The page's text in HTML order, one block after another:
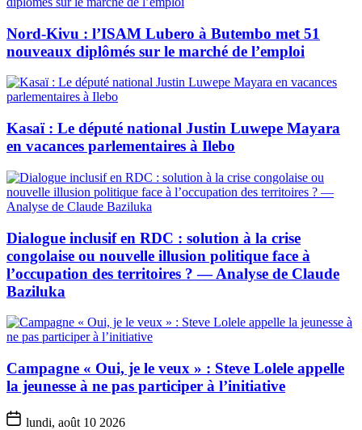
Nord-Kivu : l’ISAM Lubero à Butembo met 51
nouveaux diplômés sur le marché de l’emploi
Kasaï : Le député national Justin Luwepe Mayara
en vacances parlementaires à Ilebo
Dialogue inclusif en RDC : solution à la crise
congolaise ou nouvelle illusion politique face à
l’occupation des territoires ? — Analyse de Claude
Baziluka
Campagne « Oui, je le veux » : Steve Lolele appelle
la jeunesse à ne pas participer à l’initiative
lundi, août 10 2026